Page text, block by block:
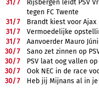
31/7
Rijsbergen leidt PSV
tegen FC Twente
31/7
Brandt kiest voor
31/7
Vermoedelijke
31/7
Aanvoerder Mauro
30/7
Sano zet zinnen op
30/7
PSV laat oog vallen
30/7
Ook NEC in de race
30/7 Heb jij Mijnans al in